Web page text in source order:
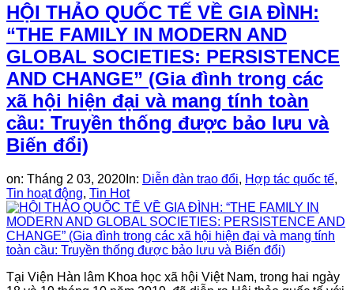
HỘI THẢO QUỐC TẾ VỀ GIA ĐÌNH:
“THE FAMILY IN MODERN AND
GLOBAL SOCIETIES: PERSISTENCE
AND CHANGE” (Gia đình trong các
xã hội hiện đại và mang tính toàn
cầu: Truyền thống được bảo lưu và
Biến đổi)
on: Tháng 2 03, 2020 In: Diễn đàn trao đổi, Hợp tác quốc tế,
Tin hoạt động, Tin Hot
Tại Viện Hàn lâm Khoa học xã hội Việt Nam, trong hai ngày